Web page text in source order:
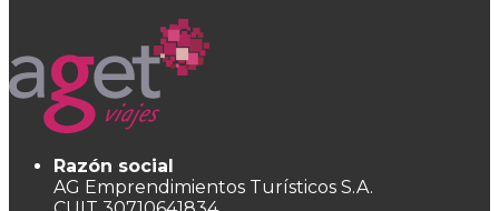
Razón social
AG Emprendimientos Turísticos S.A.